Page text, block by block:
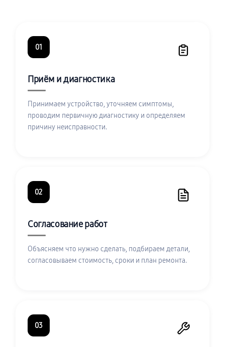
01
Приём и диагностика
Принимаем устройство, уточняем симптомы,
проводим первичную диагностику и определяем
причину неисправности.
02
Согласование работ
Объясняем что нужно сделать, подбираем детали,
согласовываем стоимость, сроки и план ремонта.
03